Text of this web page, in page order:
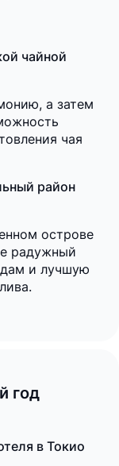
чайной
а затем
чая
район
острове
радужный
и лучшую
год
в Токио